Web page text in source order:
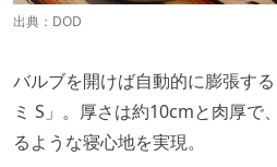
出典： DOD
バルブを開けば自動的に膨張す
ミ S」。厚さは約10cmと肉厚で
るような寝心地を実現。